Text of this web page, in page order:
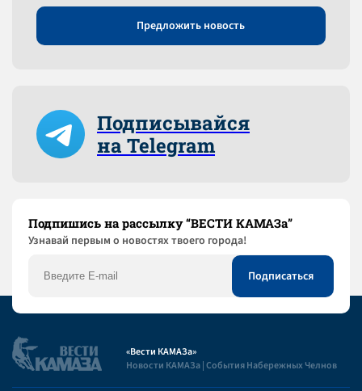
Предложить новость
Подписывайся
на Telegram
Подпишись на рассылку “ВЕСТИ КАМАЗа”
Узнaвай первым о новостях твоего города!
«Вести КАМАЗа»
Новости КАМАЗа | События Набережных Челнов